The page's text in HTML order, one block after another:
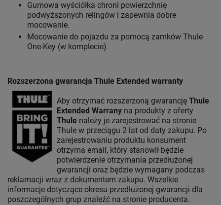
Gumowa wyściółka chroni powierzchnię
podwyższonych relingów i zapewnia dobre
mocowanie.
Mocowanie do pojazdu za pomocą zamków Thule
One-Key (w komplecie)
Rozszerzona gwarancja Thule Extended warranty
Aby otrzymać rozszerzoną gwarancję Thule
Extended Warrany na produkty z oferty
Thule należy je zarejestrować na stronie
Thule w przeciągu 2 lat od daty zakupu. Po
zarejestrowaniu produktu konsument
otrzyma email, który stanowił będzie
potwierdzenie otrzymania przedłużonej
gwarancji oraz będzie wymagany podczas
reklamacji wraz z dokumentem zakupu. Wszelkie
informacje dotyczące okresu przedłużonej gwarancji dla
poszczególnych grup znaleźć na stronie producenta.